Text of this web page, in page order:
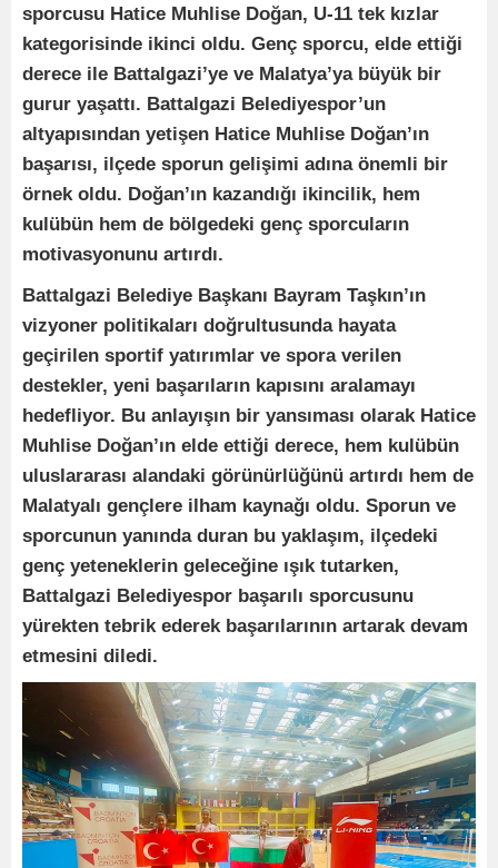
sporcusu Hatice Muhlise Doğan, U-11 tek kızlar
kategorisinde ikinci oldu. Genç sporcu, elde ettiği
derece ile Battalgazi’ye ve Malatya’ya büyük bir
gurur yaşattı. Battalgazi Belediyespor’un
altyapısından yetişen Hatice Muhlise Doğan’ın
başarısı, ilçede sporun gelişimi adına önemli bir
örnek oldu. Doğan’ın kazandığı ikincilik, hem
kulübün hem de bölgedeki genç sporcuların
motivasyonunu artırdı.
Battalgazi Belediye Başkanı Bayram Taşkın’ın
vizyoner politikaları doğrultusunda hayata
geçirilen sportif yatırımlar ve spora verilen
destekler, yeni başarıların kapısını aralamayı
hedefliyor. Bu anlayışın bir yansıması olarak Hatice
Muhlise Doğan’ın elde ettiği derece, hem kulübün
uluslararası alandaki görünürlüğünü artırdı hem de
Malatyalı gençlere ilham kaynağı oldu. Sporun ve
sporcunun yanında duran bu yaklaşım, ilçedeki
genç yeteneklerin geleceğine ışık tutarken,
Battalgazi Belediyespor başarılı sporcusunu
yürekten tebrik ederek başarılarının artarak devam
etmesini diledi.